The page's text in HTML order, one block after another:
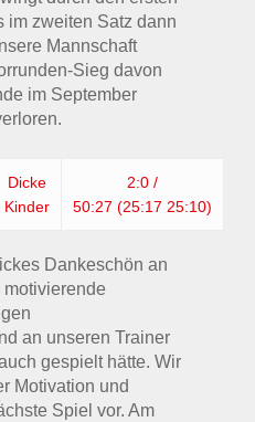
im zweiten Satz dann
Mannschaft
Sieg davon
im September
Dicke
Kinder
2:0 /
50:27 (25:17 25:10)
Dankeschön an
an unseren Trainer
gespielt hätte. Wir
Motivation und
Spiel vor. Am